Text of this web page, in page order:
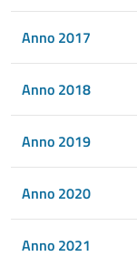
Anno 2017
Anno 2018
Anno 2019
Anno 2020
Anno 2021